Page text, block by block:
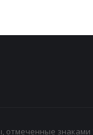
отмеченные знаками